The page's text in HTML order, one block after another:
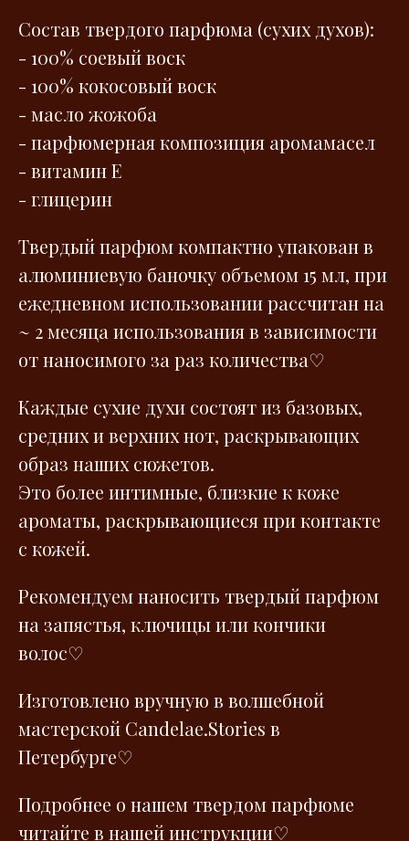
Состав твердого парфюма (сухих духов):
- 100% cоевый воск
- 100% кокосовый воск
- масло жожоба
- парфюмерная композиция аромамасел
- витамин E
- глицерин
Твердый парфюм компактно упакован в
алюминиевую баночку объемом 15 мл, при
ежедневном использовании рассчитан на
~ 2 месяца использования в зависимости
от наносимого за раз количества♡
Каждые сухие духи состоят из базовых,
средних и верхних нот, раскрывающих
образ наших сюжетов.
Это более интимные, близкие к коже
ароматы, раскрывающиеся при контакте
с кожей.
Рекомендуем наносить твердый парфюм
на запястья, ключицы или кончики
волос♡
Изготовлено вручную в волшебной
мастерской Сandelae.Stories в
Петербурге♡
Подробнее о нашем твердом парфюме
читайте в нашейинструкции♡